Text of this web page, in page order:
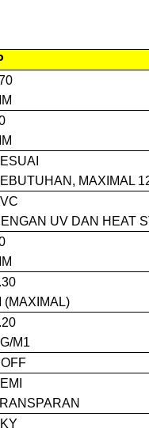
MAXIMAL
UV DAN HEAT
(MAXIMAL)
M1